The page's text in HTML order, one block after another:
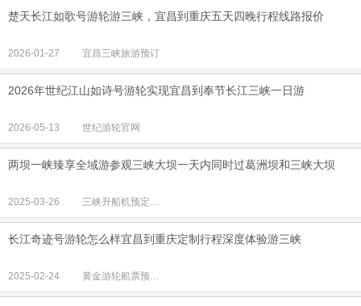
楚天长江如歌号游轮游三峡，宜昌到重庆五天四晚行程线路报价
2026-01-27 宜昌三峡旅游预订
2026年世纪江山如诗号游轮实现宜昌到奉节长江三峡一日游
2026-05-13 世纪游轮官网
两坝一峡臻享全域游参观三峡大坝一天内同时过葛洲坝和三峡大坝
2025-03-26 三峡升船机预定中心
长江奇迹号游轮怎么样宜昌到重庆定制行程深度体验游三峡
2025-02-24 黄金游轮船票预定中心